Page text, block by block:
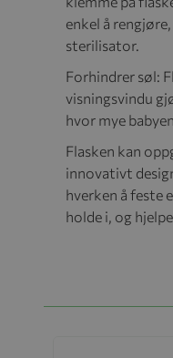
enkel å
sterilisator.
Forhindrer søl:
visningsvindu
hvor mye
Flasken kan
innovativt
hverken å feste
holde i, og